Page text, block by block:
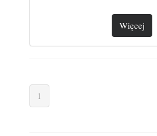
Więcej
1